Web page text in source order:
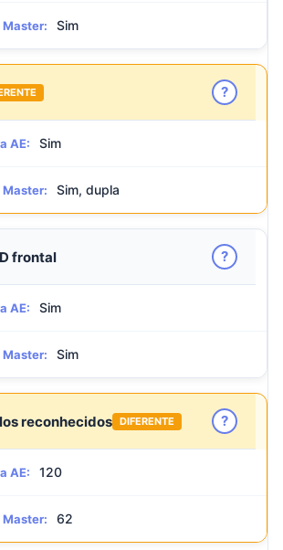
Master: Sim
?
AE: Sim
Master: Sim, dupla
frontal ?
AE: Sim
Master: Sim
reconhecidos DIFERENTE ?
AE: 120
Master: 62